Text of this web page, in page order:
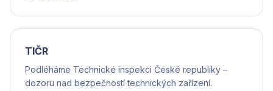
TIČR
Podléháme Technické inspekci České republiky –
dozoru nad bezpečností technických zařízení.